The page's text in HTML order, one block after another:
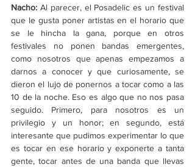
Nacho: Al parecer, el Posadelic es un festival
que le gusta poner artistas en el horario que
se le hincha la gana, porque en otros
festivales no ponen bandas emergentes,
como nosotros que apenas empezamos a
darnos a conocer y que curiosamente, se
dieron el lujo de ponernos a tocar como a las
10 de la noche. Eso es algo que no nos pasa
seguido. Primero, para nosotros es un
privilegio y un honor; en segundo, está
interesante que pudimos experimentar lo que
es tocar en ese horario y exponerte a tanta
gente, tocar antes de una banda que llevas